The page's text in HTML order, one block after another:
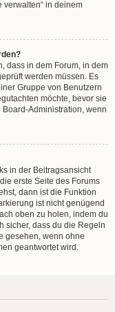
verwalten“ in deinem
dass in dem Forum, in dem
werden müssen. Es
Gruppe von Benutzern
möchte, bevor sie
Administration, wenn
in der Beitragsansicht
erste Seite des Forums
dann ist die Funktion
ist nicht genügend
oben zu holen, indem du
sicher, dass du die Regeln
gesehen, wenn ohne
geantwortet wird.